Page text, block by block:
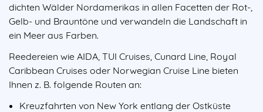
dichten Wälder Nordamerikas in allen Facetten der Rot-,
Gelb- und Brauntöne und verwandeln die Landschaft in
ein Meer aus Farben.
Reedereien wie AIDA, TUI Cruises, Cunard Line, Royal
Caribbean Cruises oder Norwegian Cruise Line bieten
Ihnen z. B. folgende Routen an:
Kreuzfahrten von New York entlang der Ostküste